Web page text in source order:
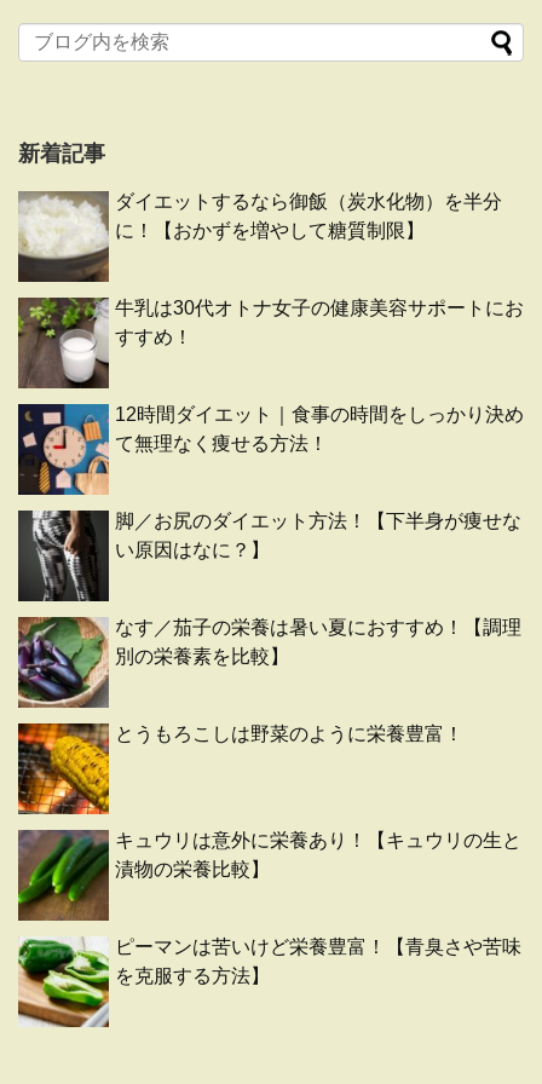
新着記事
ダイエットするなら御飯（炭水化物）を半分
に！【おかずを増やして糖質制限】
牛乳は30代オトナ女子の健康美容サポートにお
すすめ！
12時間ダイエット｜食事の時間をしっかり決め
て無理なく痩せる方法！
脚／お尻のダイエット方法！【下半身が痩せな
い原因はなに？】
なす／茄子の栄養は暑い夏におすすめ！【調理
別の栄養素を比較】
とうもろこしは野菜のように栄養豊富！
キュウリは意外に栄養あり！【キュウリの生と
漬物の栄養比較】
ピーマンは苦いけど栄養豊富！【青臭さや苦味
を克服する方法】